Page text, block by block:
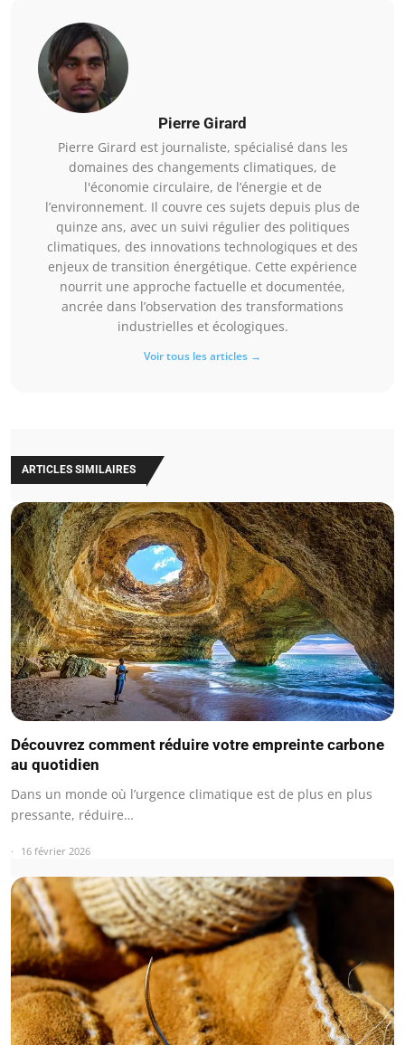
Pierre Girard
Pierre Girard est journaliste, spécialisé dans les
domaines des changements climatiques, de
l'économie circulaire, de l’énergie et de
l’environnement. Il couvre ces sujets depuis plus de
quinze ans, avec un suivi régulier des politiques
climatiques, des innovations technologiques et des
enjeux de transition énergétique. Cette expérience
nourrit une approche factuelle et documentée,
ancrée dans l’observation des transformations
industrielles et écologiques.
Voir tous les articles →
ARTICLES SIMILAIRES
Découvrez comment réduire votre empreinte carbone
au quotidien
Dans un monde où l’urgence climatique est de plus en plus
pressante, réduire…
16 février 2026